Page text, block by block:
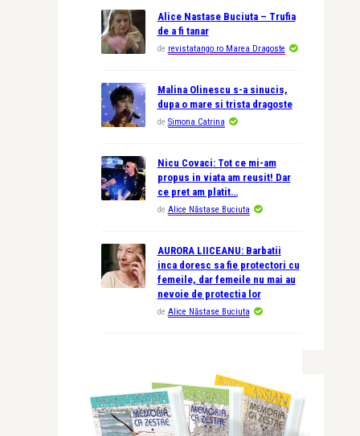
Alice Nastase Buciuta – Trufia
de a fi tanar
de revistatango.ro Marea Dragoste
Malina Olinescu s-a sinucis,
dupa o mare si trista dragoste
de Simona Catrina
Nicu Covaci: Tot ce mi-am
propus in viata am reusit! Dar
ce pret am platit…
de Alice Năstase Buciuta
AURORA LIICEANU: Barbatii
inca doresc sa fie protectori cu
femeile, dar femeile nu mai au
nevoie de protectia lor
de Alice Năstase Buciuta